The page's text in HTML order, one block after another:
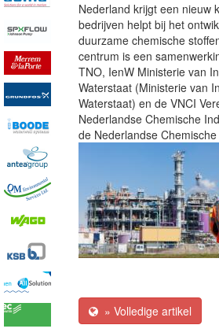
Nederland krijgt een nieuw
bedrijven helpt bij het
duurzame chemische
centrum is een
TNO, IenW Ministerie van
Waterstaat (Ministerie van
Waterstaat) en de VNCI
Nederlandse Chemische
de Nederlandse
» Volledige artikel